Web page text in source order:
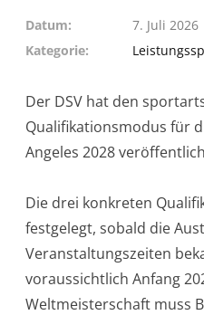
Datum
7. Juli 2026
Kategorie
Der DSV hat den
Qualifikationsmodus für
Angeles 2028
Die drei konkreten
festgelegt, sobald die
Veranstaltungszeiten
voraussichtlich Anfang
Weltmeisterschaft muss